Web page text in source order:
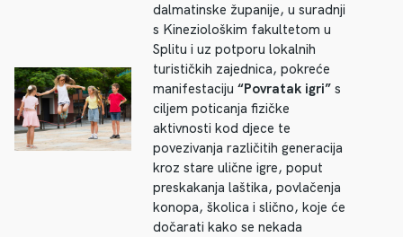
dalmatinske županije, u suradnji
s Kineziološkim fakultetom u
Splitu i uz potporu lokalnih
turističkih zajednica, pokreće
manifestaciju “Povratak igri”s
ciljem poticanja fizičke
aktivnosti kod djece te
povezivanja različitih generacija
kroz stare ulične igre, poput
preskakanja laštika, povlačenja
konopa, školica i slično, koje će
dočarati kako se nekada